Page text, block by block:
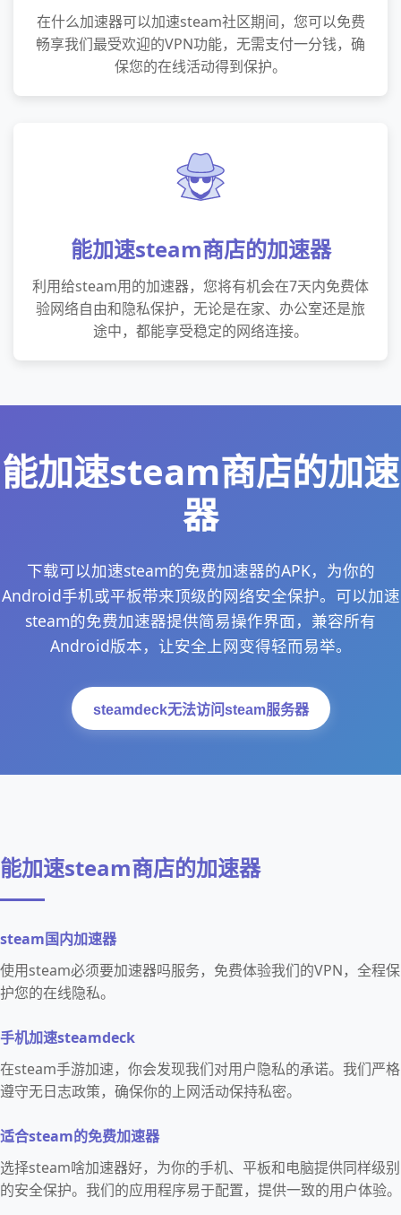
在什么加速器可以加速steam社区期间，您可以免费
畅享我们最受欢迎的VPN功能，无需支付一分钱，确
保您的在线活动得到保护。
能加速steam商店的加速器
利用给steam用的加速器，您将有机会在7天内免费体
验网络自由和隐私保护，无论是在家、办公室还是旅
途中，都能享受稳定的网络连接。
能加速steam商店的加速
器
下载可以加速steam的免费加速器的APK，为你的
Android手机或平板带来顶级的网络安全保护。可以加速
steam的免费加速器提供简易操作界面，兼容所有
Android版本，让安全上网变得轻而易举。
steamdeck无法访问steam服务器
能加速steam商店的加速器
steam国内加速器
使用steam必须要加速器吗服务，免费体验我们的VPN，全程保
护您的在线隐私。
手机加速steamdeck
在steam手游加速，你会发现我们对用户隐私的承诺。我们严格
遵守无日志政策，确保你的上网活动保持私密。
适合steam的免费加速器
选择steam啥加速器好，为你的手机、平板和电脑提供同样级别
的安全保护。我们的应用程序易于配置，提供一致的用户体验。